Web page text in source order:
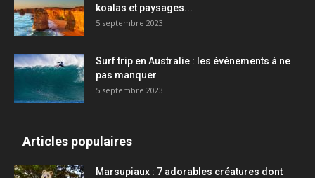
koalas et paysages...
5 septembre 2023
Surf trip en Australie : les événements à ne
pas manquer
5 septembre 2023
Articles populaires
Marsupiaux : 7 adorables créatures dont